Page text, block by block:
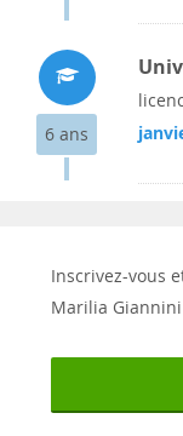
6 ans
Inscrivez-vous
Marilia